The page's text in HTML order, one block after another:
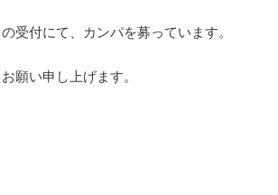
受付にて、カンパを募っています。
願い申し上げます。